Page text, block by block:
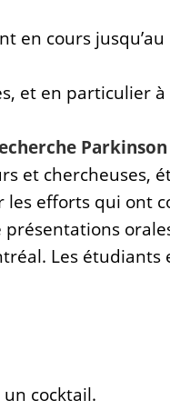
en cours jusqu’au
et en particulier
et
efforts qui ont
Les
cocktail.